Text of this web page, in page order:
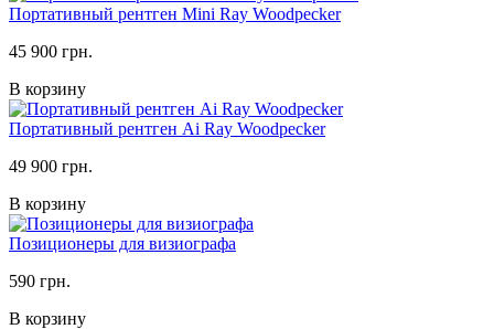
Портативный рентген Mini Ray Woodpecker
45 900 грн.
В корзину
Портативный рентген Ai Ray Woodpecker
49 900 грн.
В корзину
Позиционеры для визиографа
590 грн.
В корзину